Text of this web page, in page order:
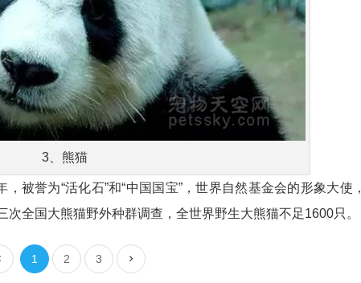
3、熊猫
被誉为“活化石”和“中国国宝”，世界自然基金会的形象大使，
全国大熊猫野外种群调查，全世界野生大熊猫不足1600只。
1 2 3